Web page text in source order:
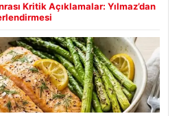
Kritik Açıklamalar: Yılmaz’dan